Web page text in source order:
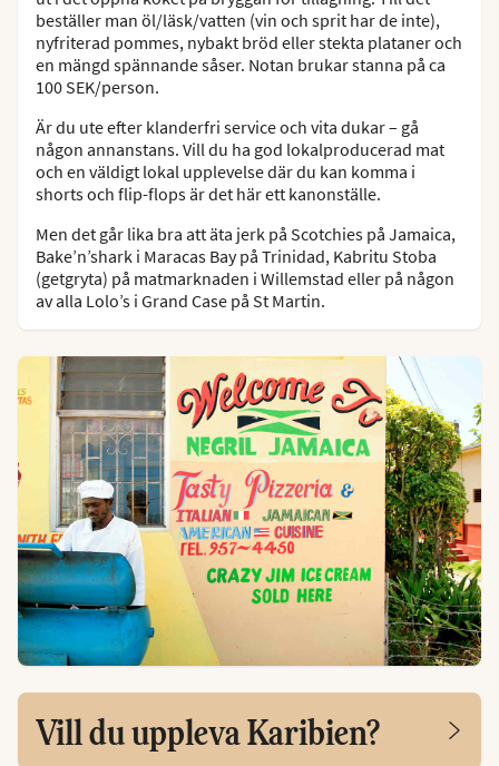
beställer man öl/läsk/vatten (vin och sprit har de inte),
nyfriterad pommes, nybakt bröd eller stekta plataner och
en mängd spännande såser. Notan brukar stanna på ca
100 SEK/person.
Är du ute efter klanderfri service och vita dukar – gå
någon annanstans. Vill du ha god lokalproducerad mat
och en väldigt lokal upplevelse där du kan komma i
shorts och flip-flops är det här ett kanonställe.
Men det går lika bra att äta jerk på Scotchies på Jamaica,
Bake’n’shark i Maracas Bay på Trinidad, Kabritu Stoba
(getgryta) på matmarknaden i Willemstad eller på någon
av alla Lolo’s i Grand Case på St Martin.
Vill du uppleva Karibien?